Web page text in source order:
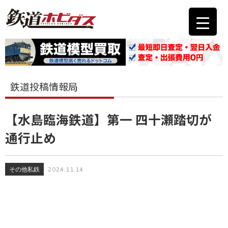
鉄道投稿情報局
【水島臨海鉄道】第一 四十瀬踏切が
通行止め
その他私鉄 2024.11.14